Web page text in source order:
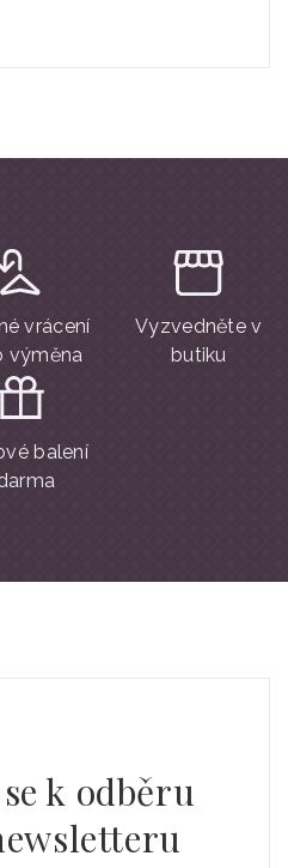
vrácení
výměna
Vyzvedněte v
butiku
balení
k odběru